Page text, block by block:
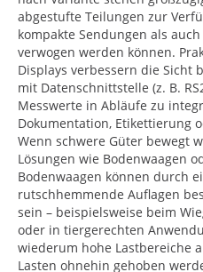
abgestufte Teilungen zur
kompakte Sendungen als
verwogen werden können.
Displays verbessern die Sicht
mit Datenschnittstelle (z. B.
Messwerte in Abläufe zu
Dokumentation, Etikettierung
Wenn schwere Güter bewegt
Lösungen wie Bodenwaagen
Bodenwaagen können durch
rutschhemmende Auflagen
sein – beispielsweise beim
oder in tiergerechten
wiederum hohe Lastbereiche
Lasten ohnehin gehoben